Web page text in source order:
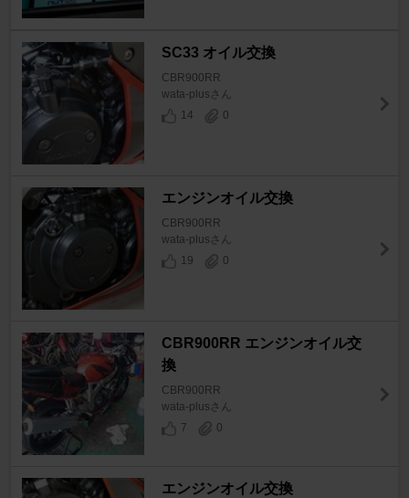
SC33 オイル交換
CBR900RR
wata-plusさん
14
0
エンジンオイル交換
CBR900RR
wata-plusさん
19
0
CBR900RR エンジンオイル交
換
CBR900RR
wata-plusさん
7
0
エンジンオイル交換